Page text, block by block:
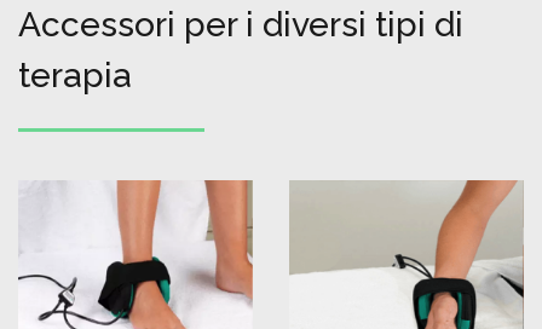
Accessori per i diversi tipi di
terapia